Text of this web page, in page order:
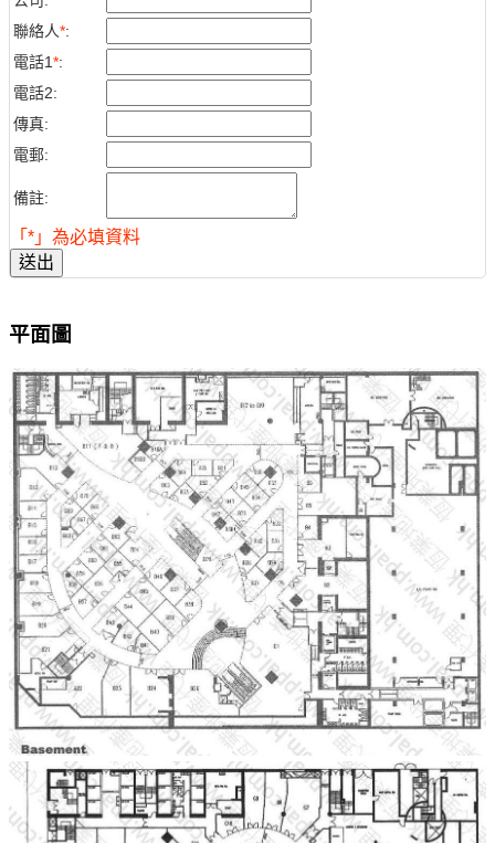
聯絡人*:
電話1*:
電話2:
傳真:
電郵:
備註:
「*」為必填資料
送出
平面圖